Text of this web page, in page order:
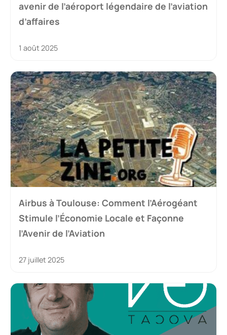
avenir de l’aéroport légendaire de l’aviation
d’affaires
1 août 2025
Airbus à Toulouse: Comment l’Aérogéant
Stimule l’Économie Locale et Façonne
l’Avenir de l’Aviation
27 juillet 2025